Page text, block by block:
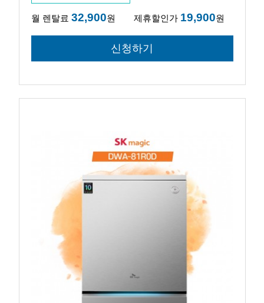
월 렌탈료 32,900원 제휴할인가 19,900원